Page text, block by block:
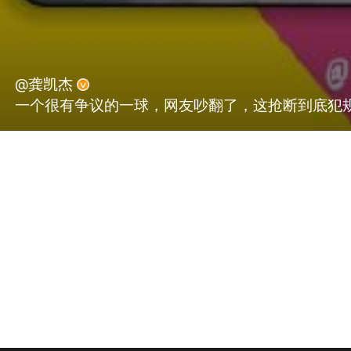
@龚凯杰
一个很有争议的一球，网友吵翻了，这抢断到底犯